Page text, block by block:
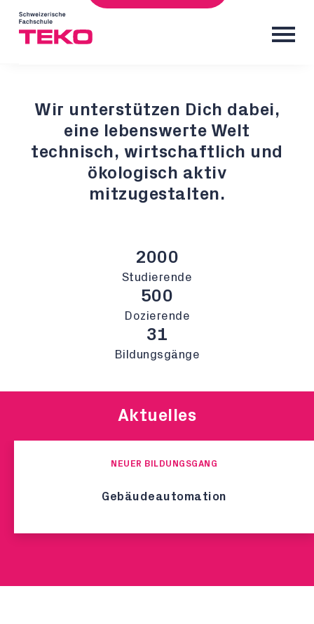
Wir unterstützen Dich dabei,
eine lebenswerte Welt
technisch, wirtschaftlich und
ökologisch aktiv
mitzugestalten.
2000
Studierende
500
Dozierende
31
Bildungsgänge
Aktuelles
NEUER BILDUNGSGANG
Gebäudeautomation